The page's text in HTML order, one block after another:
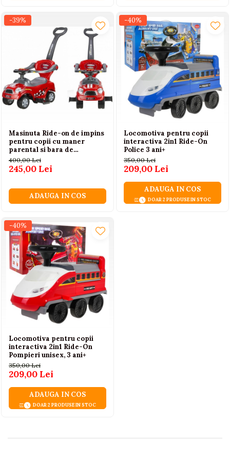
-39%
Masinuta Ride-on de impins
pentru copii cu maner
parental si bara de
protectie rosie LEAN CARS
18 luni+
400,00 Lei
245,00 Lei
ADAUGA IN COS
-40%
Locomotiva pentru copii
interactiva 2in1 Ride-On
Police 3 ani+
350,00 Lei
209,00 Lei
ADAUGA IN COS
DOAR 2 PRODUSE IN STOC
-40%
Locomotiva pentru copii
interactiva 2in1 Ride-On
Pompieri unisex, 3 ani+
350,00 Lei
209,00 Lei
ADAUGA IN COS
DOAR 2 PRODUSE IN STOC